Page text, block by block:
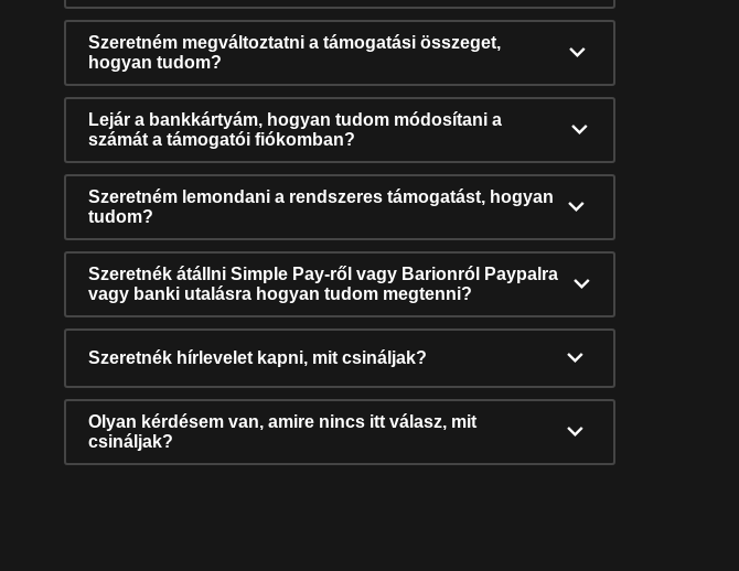
Szeretném megváltoztatni a támogatási összeget,
hogyan tudom?
Lejár a bankkártyám, hogyan tudom módosítani a
számát a támogatói fiókomban?
Szeretném lemondani a rendszeres támogatást, hogyan
tudom?
Szeretnék átállni Simple Pay-ről vagy Barionról Paypalra
vagy banki utalásra hogyan tudom megtenni?
Szeretnék hírlevelet kapni, mit csináljak?
Olyan kérdésem van, amire nincs itt válasz, mit
csináljak?